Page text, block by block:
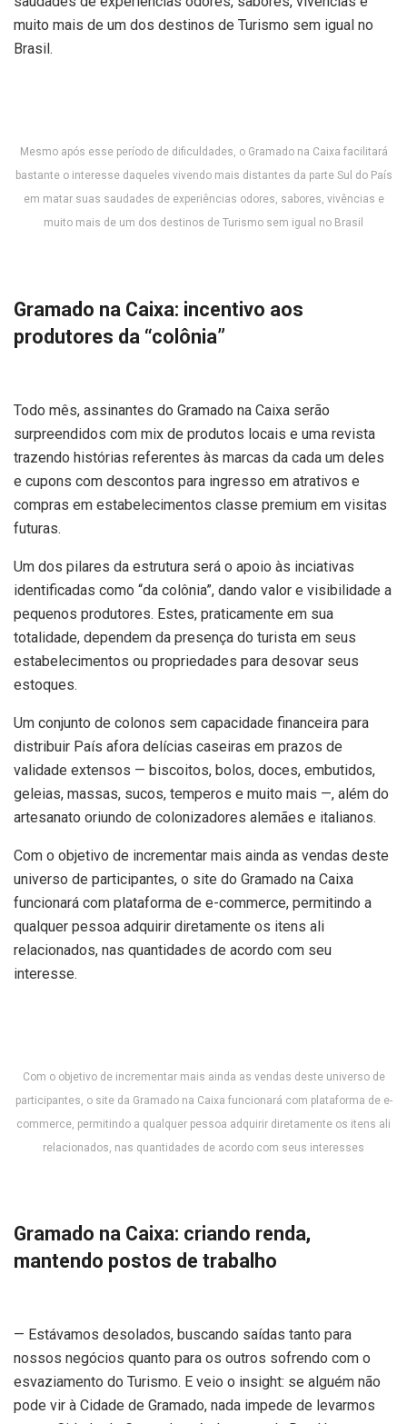
muito mais de um dos destinos de Turismo sem igual no
Brasil.
Mesmo após esse período de dificuldades, o Gramado na Caixa facilitará
bastante o interesse daqueles vivendo mais distantes da parte Sul do País
em matar suas saudades de experiências odores, sabores, vivências e
muito mais de um dos destinos de Turismo sem igual no Brasil
Gramado na Caixa: incentivo aos
produtores da “colônia”
Todo mês, assinantes do Gramado na Caixa serão
surpreendidos com mix de produtos locais e uma revista
trazendo histórias referentes às marcas da cada um deles
e cupons com descontos para ingresso em atrativos e
compras em estabelecimentos classe premium em visitas
futuras.
Um dos pilares da estrutura será o apoio às inciativas
identificadas como “da colônia”, dando valor e visibilidade a
pequenos produtores. Estes, praticamente em sua
totalidade, dependem da presença do turista em seus
estabelecimentos ou propriedades para desovar seus
estoques.
Um conjunto de colonos sem capacidade financeira para
distribuir País afora delícias caseiras em prazos de
validade extensos — biscoitos, bolos, doces, embutidos,
geleias, massas, sucos, temperos e muito mais —, além do
artesanato oriundo de colonizadores alemães e italianos.
Com o objetivo de incrementar mais ainda as vendas deste
universo de participantes, o site do Gramado na Caixa
funcionará com plataforma de e-commerce, permitindo a
qualquer pessoa adquirir diretamente os itens ali
relacionados, nas quantidades de acordo com seu
interesse.
Com o objetivo de incrementar mais ainda as vendas deste universo de
participantes, o site da Gramado na Caixa funcionará com plataforma de e-
commerce, permitindo a qualquer pessoa adquirir diretamente os itens ali
relacionados, nas quantidades de acordo com seus interesses
Gramado na Caixa: criando renda,
mantendo postos de trabalho
— Estávamos desolados, buscando saídas tanto para
nossos negócios quanto para os outros sofrendo com o
esvaziamento do Turismo. E veio o insight: se alguém não
pode vir à Cidade de Gramado, nada impede de levarmos